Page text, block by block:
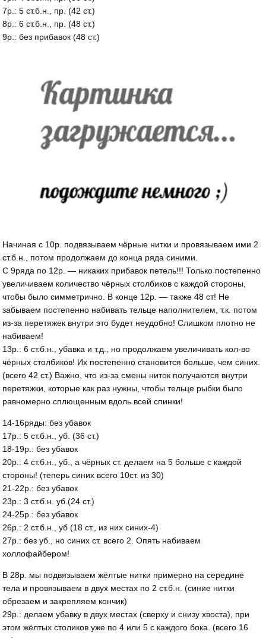
7р.: 5 ст.б.н., пр. (42 ст.)
8р.: 6 ст.б.н., пр. (48 ст.)
9р.: без прибавок (48 ст.)
Начиная с 10р. подвязываем чёрные нитки и провязываем ими 2
ст.б.н., потом продолжаем до конца ряда синими.
С 9ряда по 12р. — никаких прибавок петель!!! Только постепенно
увеличиваем количество чёрных столбиков с каждой стороны,
чтобы было симметрично. В конце 12р. — также 48 ст! Не
забываем постепенно набивать тельце наполнителем, т.к. потом
из-за перетяжек внутри это будет неудобно! Слишком плотно не
набиваем!
13р.: 6 ст.б.н., убавка и т.д., но продолжаем увеличивать кол-во
чёрных столбиков! Их постепенно становится больше, чем синих.
(всего 42 ст.) Важно, что из-за смены ниток получаются внутри
перетяжки, которые как раз нужны, чтобы тельце рыбки было
равномерно сплющенным вдоль всей спинки!
14-16ряды: без убавок
17р.: 5 ст.б.н., уб. (36 ст.)
18-19р.: без убавок
20р.: 4 ст.б.н., уб., а чёрных ст. делаем на 5 больше с каждой
стороны! (теперь синих всего 10ст. из 30)
21-22р.: без убавок
23р.: 3 ст.б.н. уб.(24 ст.)
24-25р.: без убавок
26р.: 2 ст.б.н., уб (18 ст., из них синих-4)
27р.: без уб., но синих ст. всего 2. Опять набиваем
холлофайбером!
В 28р. мы подвязываем жёлтые нитки примерно на середине
тела и провязываем в двух местах по 2 ст.б.н. (синие нитки
обрезаем и закрепляем кончик)
29р.: делаем убавку в двух местах (сверху и снизу хвоста), при
этом жёлтых столиков уже по 4 или 5 с каждого бока. (всего 16